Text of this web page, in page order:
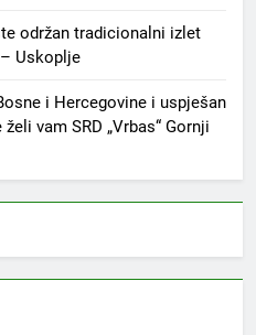
održan tradicionalni izlet
– Uskoplje
i Hercegovine i uspješan
vam SRD „Vrbas“ Gornji